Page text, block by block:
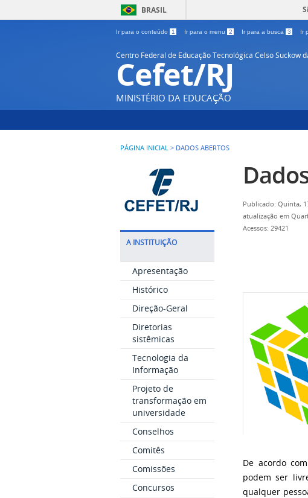
BRASIL
Ir para o conteúdo 1 Ir para o menu 2 Ir para a busca 3 Ir
Centro Federal de Educação Tecnológica Celso Suckow
Cefet/RJ
MINISTÉRIO DA EDUCAÇÃO
PÁGINA INICIAL > DADOS ABERTOS
A INSTITUIÇÃO
Apresentação
Histórico
Direção-Geral
Diretorias
sistêmicas
Tecnologia da
Informação
Projeto de
transformação em
universidade
Conselhos
Comitês
Comissões
Concursos
Publicado: Quinta,
atualização em
Acessos: 29421
De acordo
podem ser
qualquer